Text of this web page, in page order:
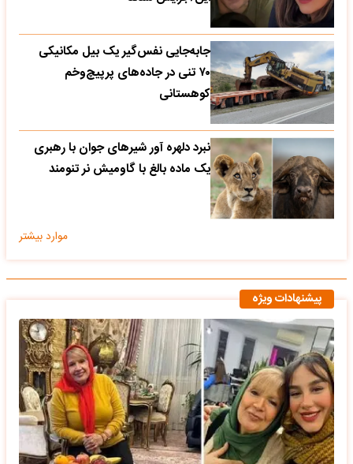
جابه‌جایی نفس‌گیر یک بیل مکانیکی
۷۰ تنی در جاده‌های پرپیچ‌وخم
کوهستانی
نبرد دلهره آور شیرهای جوان با رهبری
یک ماده بالغ با گاومیش نر تنومند
موارد بیشتر
پیشنهادات ویژه